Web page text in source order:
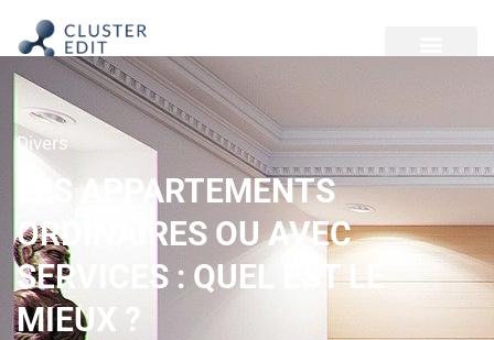
Divers
LES APPARTEMENTS
ORDINAIRES OU AVEC
SERVICES : QUEL EST LE
MIEUX ?